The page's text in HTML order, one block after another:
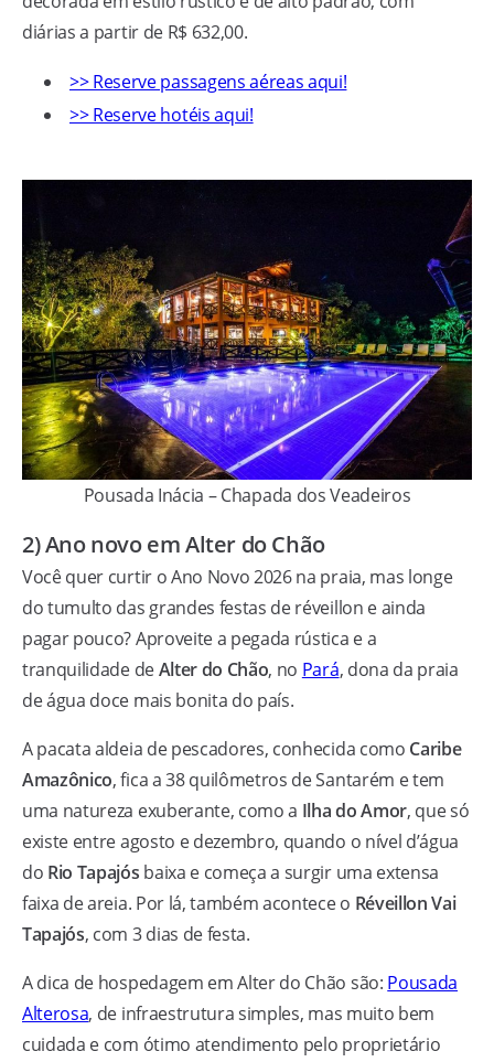
diárias a partir de R$ 632,00.
>> Reserve passagens aéreas aqui!
>> Reserve hotéis aqui!
Pousada Inácia – Chapada dos Veadeiros
2) Ano novo em Alter do Chão
Você quer curtir o Ano Novo 2026 na praia, mas longe
do tumulto das grandes festas de réveillon e ainda
pagar pouco? Aproveite a pegada rústica e a
tranquilidade deAlter do Chão, no Pará, dona da praia
de água doce mais bonita do país.
A pacata aldeia de pescadores, conhecida como Caribe
Amazônico, fica a 38 quilômetros de Santarém e tem
uma natureza exuberante, como a Ilha do Amor, que só
existe entre agosto e dezembro, quando o nível d’água
do Rio Tapajós baixa e começa a surgir uma extensa
faixa de areia. Por lá, também acontece o Réveillon Vai
Tapajós, com 3 dias de festa.
A dica de hospedagem em Alter do Chão são: Pousada
Alterosa, de infraestrutura simples, mas muito bem
cuidada e com ótimo atendimento pelo proprietário